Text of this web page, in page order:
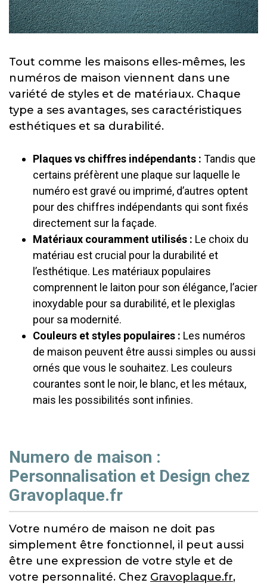
Tout comme les maisons elles-mêmes, les
numéros de maison viennent dans une
variété de styles et de matériaux. Chaque
type a ses avantages, ses caractéristiques
esthétiques et sa durabilité.
Plaques vs chiffres indépendants : Tandis que
certains préfèrent une plaque sur laquelle le
numéro est gravé ou imprimé, d’autres optent
pour des chiffres indépendants qui sont fixés
directement sur la façade.
Matériaux couramment utilisés : Le choix du
matériau est crucial pour la durabilité et
l’esthétique. Les matériaux populaires
comprennent le laiton pour son élégance, l’acier
inoxydable pour sa durabilité, et le plexiglas
pour sa modernité.
Couleurs et styles populaires : Les numéros
de maison peuvent être aussi simples ou aussi
ornés que vous le souhaitez. Les couleurs
courantes sont le noir, le blanc, et les métaux,
mais les possibilités sont infinies.
Numero de maison :
Personnalisation et Design chez
Gravoplaque.fr
Votre numéro de maison ne doit pas
simplement être fonctionnel, il peut aussi
être une expression de votre style et de
votre personnalité. Chez Gravoplaque.fr,